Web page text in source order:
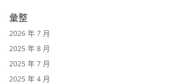
彙整
2026 年 7 月
2025 年 8 月
2025 年 7 月
2025 年 4 月